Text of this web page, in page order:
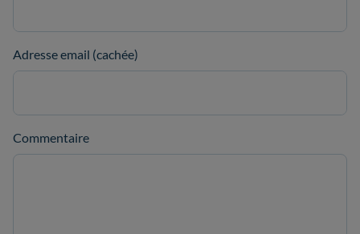
Adresse email (cachée)
Commentaire